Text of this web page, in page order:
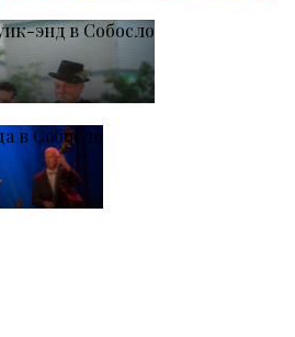
энд в Собосло
в Собосло